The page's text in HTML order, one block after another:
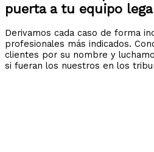
puerta a tu equipo
Derivamos cada caso de forma
profesionales más indicados.
clientes por su nombre y
si fueran los nuestros en los